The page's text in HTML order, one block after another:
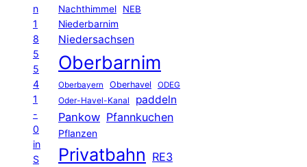
n
1
8
5
5
4
1
-
0
in
S
Nachthimmel
NEB
Niederbarnim
Niedersachsen
Oberbarnim
Oberbayern Oberhavel ODEG
Oder-Havel-Kanal paddeln
Pankow Pfannkuchen
Pflanzen
Privatbahn RE3